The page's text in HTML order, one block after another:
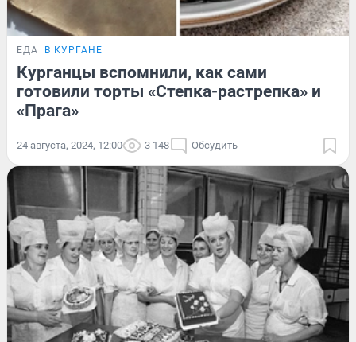
ЕДА В КУРГАНЕ
Курганцы вспомнили, как сами
готовили торты «Степка-растрепка» и
«Прага»
24 августа, 2024, 12:00 3 148 Обсудить